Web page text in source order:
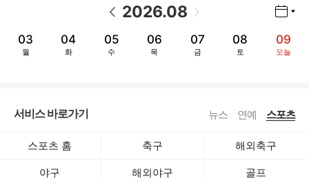
2026.08
03
월
04
화
05
수
06
목
07
금
08
토
09
오늘
서비스 바로가기 뉴스 연예 스포츠
스포츠 홈 축구 해외축구
야구 해외야구 골프